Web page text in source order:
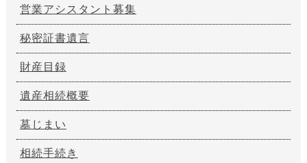
営業アシスタント募集
秘密証書遺言
財産目録
遺産相続概要
墓じまい
相続手続き